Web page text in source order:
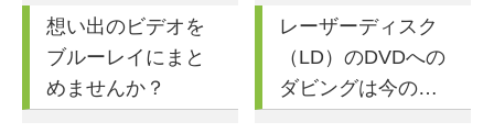
想い出のビデオを
ブルーレイにまと
めませんか？
レーザーディスク
（LD）のDVDへの
ダビングは今の…